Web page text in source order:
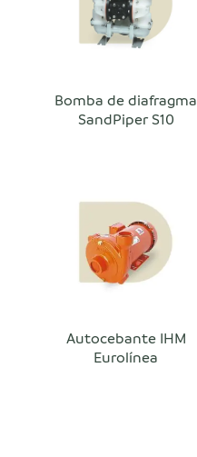
Bomba de diafragma
SandPiper S10
Autocebante IHM
Eurolínea